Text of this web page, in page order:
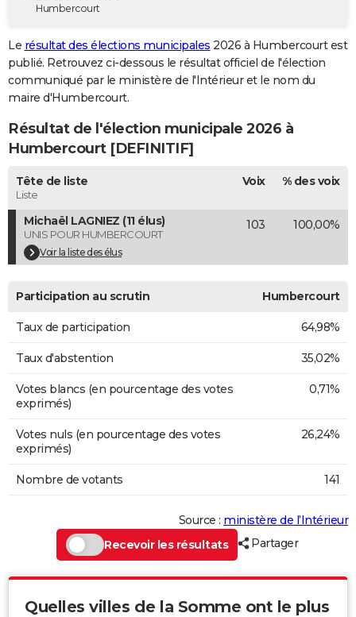
Destinations
City break
Voyage nature
Voyage de noces
Forum
GUIDES D'ACHAT
BONS PLANS
Carte de Noël
Carte Bonne année
Carte Saint-Valentin
Carte Pâques
Carte d'anniversaire
DICTIONNAIRE
Dictionnaire
Biographies
Citations
Expressions
Proverbes
PROGRAMME TV
COPAINS D'AVANT
S'inscrire
Se connecter
Lycées
Collèges
Primaires
Universités
Entreprises
Service militaire
Avis de recherche
AVIS DE DÉCÈS
Bricolage
Television
Humbercourt
Le résultat des élections municipales 2026 à Humbercourt est
publié. Retrouvez ci-dessous le résultat officiel de l'élection
communiqué par le ministère de l'Intérieur et le nom du
maire d'Humbercourt.
Résultat de l'élection municipale 2026 à
Humbercourt [DEFINITIF]
Tête de liste
Liste
Voix % des voix
Michaël LAGNIEZ (11 élus)
UNIS POUR HUMBERCOURT
Voir la liste des élus
103 100,00%
Participation au scrutin Humbercourt
Taux de participation 64,98%
Taux d'abstention 35,02%
Votes blancs (en pourcentage des votes
exprimés)
0,71%
Votes nuls (en pourcentage des votes
exprimés)
26,24%
Nombre de votants 141
Source : ministère de l’Intérieur
Recevoir les résultats
Partager
Quelles villes de la Somme ont le plus